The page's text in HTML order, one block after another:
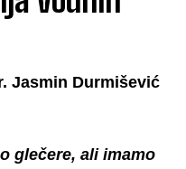
Jasmin Durmišević
glečere, ali imamo